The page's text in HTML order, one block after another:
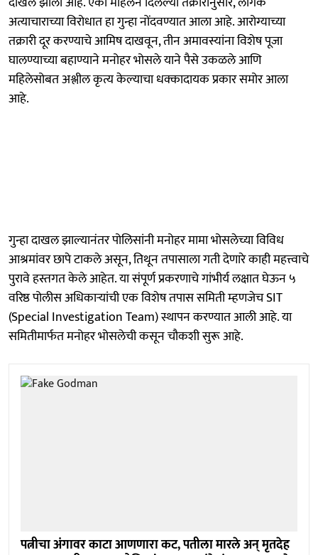
अत्याचाराच्या विरोधात हा गुन्हा नोंदवण्यात आला आहे. आरोग्याच्या
तक्रारी दूर करण्याचे आमिष दाखवून, तीन अमावस्यांना विशेष पूजा
घालण्याच्या बहाण्याने मनोहर भोसले याने पैसे उकळले आणि
महिलेसोबत अश्लील कृत्य केल्याचा धक्कादायक प्रकार समोर आला
आहे.
गुन्हा दाखल झाल्यानंतर पोलिसांनी मनोहर मामा भोसलेच्या विविध
आश्रमांवर छापे टाकले असून, तिथून तपासाला गती देणारे काही महत्त्वाचे
पुरावे हस्तगत केले आहेत. या संपूर्ण प्रकरणाचे गांभीर्य लक्षात घेऊन ५
वरिष्ठ पोलीस अधिकाऱ्यांची एक विशेष तपास समिती म्हणजेच SIT
(Special Investigation Team) स्थापन करण्यात आली आहे. या
समितीमार्फत मनोहर भोसलेची कसून चौकशी सुरू आहे.
पत्नीचा अंगावर काटा आणणारा कट, पतीला मारले अन् मृतदेह